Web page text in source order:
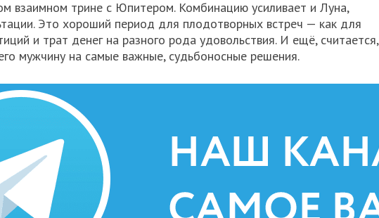
взаимном трине с Юпитером. Комбинацию усиливает и Луна,
Это хороший период для плодотворных встреч — как для
и трат денег на разного рода удовольствия. И ещё, считается,
мужчину на самые важные, судьбоносные решения.